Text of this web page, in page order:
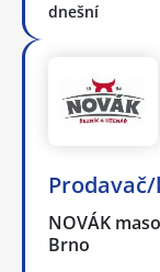
dnešní
NOVÁK
Brno